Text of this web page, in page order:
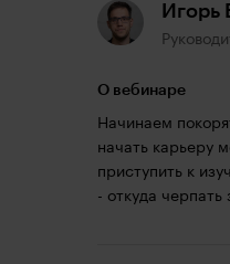
Игорь
О вебинаре
Начинаем
начать карьеру
приступить к
- откуда черпать